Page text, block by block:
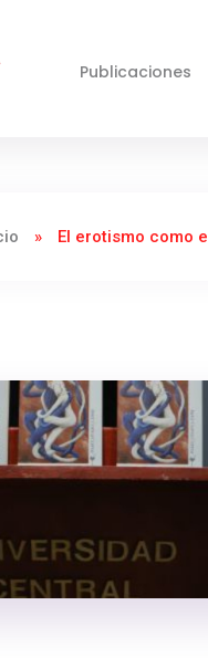
Publicaciones
» El erotismo como